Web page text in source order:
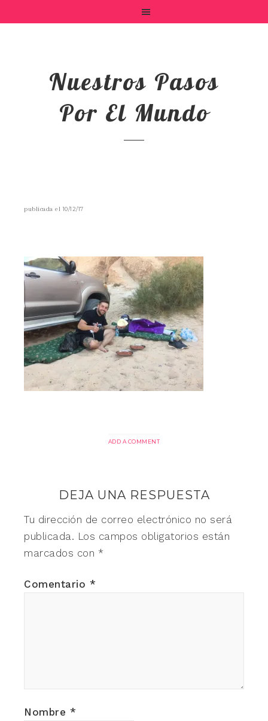
Nuestros Pasos
Por El Mundo
publicada el10/12/17
ADD A COMMENT
DEJA UNA RESPUESTA
Tu dirección de correo electrónico no será
publicada. Los campos obligatorios están
marcados con *
Comentario *
Nombre *